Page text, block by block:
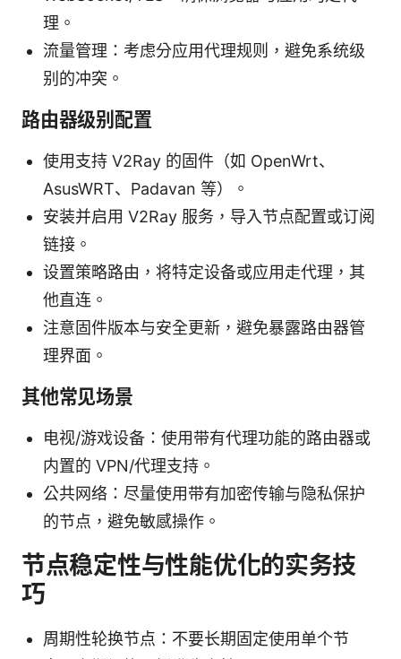
理。
流量管理：考虑分应用代理规则，避免系统级
别的冲突。
路由器级别配置
使用支持 V2Ray 的固件（如 OpenWrt、
AsusWRT、Padavan 等）。
安装并启用 V2Ray 服务，导入节点配置或订阅
链接。
设置策略路由，将特定设备或应用走代理，其
他直连。
注意固件版本与安全更新，避免暴露路由器管
理界面。
其他常见场景
电视/游戏设备：使用带有代理功能的路由器或
内置的 VPN/代理支持。
公共网络：尽量使用带有加密传输与隐私保护
的节点，避免敏感操作。
节点稳定性与性能优化的实务技
巧
周期性轮换节点：不要长期固定使用单个节